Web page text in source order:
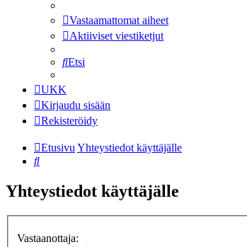
Vastaamattomat aiheet
Aktiiviset viestiketjut
Etsi
UKK
Kirjaudu sisään
Rekisteröidy
EtusivuYhteystiedot käyttäjälle
Etsi
Yhteystiedot käyttäjälle
Vastaanottaja: